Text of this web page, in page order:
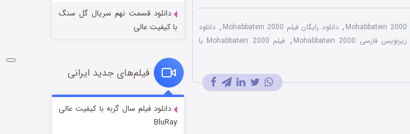
, دانلود رایگان فیلم Mohabbatein 2000 , دانلود
زیرنویس فارسی Mohabbatein 2000 ,
فیلم Mohabbatein 2000 با
شکست استوارت در نجات جهان
قسمت
دانلود قسمت نهم سریال گل سنگ
با کیفیت عالی
فیلم‌های جدید ایرانی
دانلود فیلم سال گربه با کیفیت عالی
BluRay